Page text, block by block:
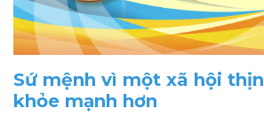
Sứ mệnh vì một xã hội
khỏe mạnh hơn